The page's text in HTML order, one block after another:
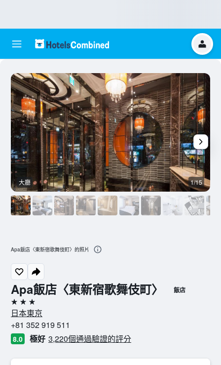
Apa飯店〈東新宿歌舞伎町〉 飯店
3星級
日本東京
+81 352 919 511
8.0 極好 3,220個通過驗證的評分
大廳 1/15
Apa飯店〈東新宿歌舞伎町〉的照片